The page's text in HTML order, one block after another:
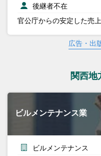
後継者不在
官公庁からの安定した売
広告・出
関西地
ビルメンテナンス業
ビルメンテナンス